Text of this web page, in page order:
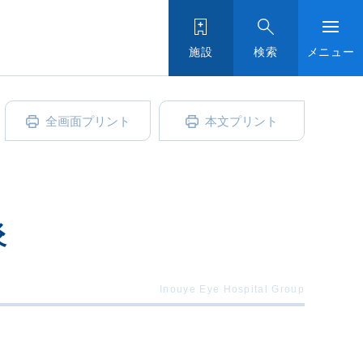
施設 検索 メニュー
全画面プリント 本文プリント